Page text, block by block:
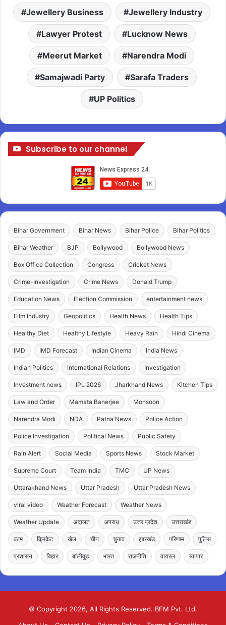
Jewellery Business Jewellery Industry
Lawyer Protest Lucknow News
Meerut Market Narendra Modi
Samajwadi Party Sarafa Traders
UP Politics
Subscribe to our channel
Bihar Government Bihar News Bihar Police Bihar Politics
Bihar Weather BJP Bollywood Bollywood News
Box Office Collection Congress Cricket News
Crime-Investigation Crime News Donald Trump
Education News Election Commission entertainment news
Film Industry Geopolitics Health News Health Tips
Healthy Diet Healthy Lifestyle Heavy Rain Hindi Cinema
IMD IMD Forecast Indian Cinema India News
Indian Politics International Relations Investigation
Investment news IPL 2026 Jharkhand News Kitchen Tips
Law and Order Mamata Banerjee Monsoon
Narendra Modi NDA Patna News Police Action
Police Investigation Political News Public Safety
Rain Alert Social Media Sports News Stock Market
Supreme Court Team India TMC UP News
Uttarakhand News Uttar Pradesh Uttar Pradesh News
viral video Weather Forecast Weather News
Weather Update अदालत अपराध उत्तर प्रदेश उत्तराखंड
काम क्रिकेट खेल चीन चुनाव झारखंड परिणाम पुलिस
प्रशासन बिहार बॉलीवुड भारत राजनीति वायरल व्यापार
© Copyright 2026, All Rights Reserved. BFM Pvt. Ltd.